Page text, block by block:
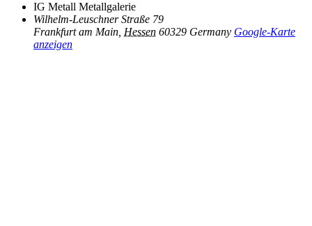
IG Me­tall Metallgalerie
Wilhelm-Leuschner Straße 79
Frankfurt am Main Hessen 60329 Germany Google-Karte
anzeigen